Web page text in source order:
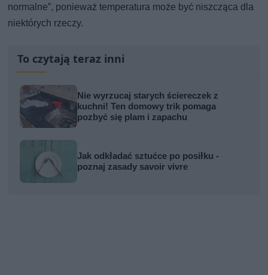
normalne”, ponieważ temperatura może być niszcząca dla
niektórych rzeczy.
To czytają teraz inni
Nie wyrzucaj starych ściereczek z
kuchni! Ten domowy trik pomaga
pozbyć się plam i zapachu
Jak odkładać sztućce po posiłku -
poznaj zasady savoir vivre